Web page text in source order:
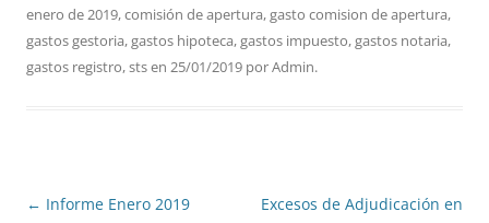
enero de 2019,comisión de apertura,gasto comision de apertura,
gastos gestoria,gastos hipoteca,gastos impuesto,gastos notaria,
gastos registro,stsen 25/01/2019 porAdmin.
Navegación
← Informe Enero 2019
Excesos de Adjudicación en